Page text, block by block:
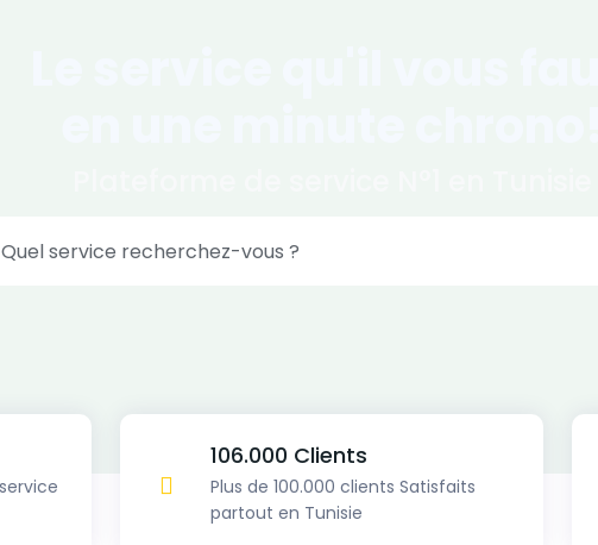
Quel service recherchez-vous ?
106.000 Clients
Plus de 100.000 clients Satisfaits
partout en Tunisie